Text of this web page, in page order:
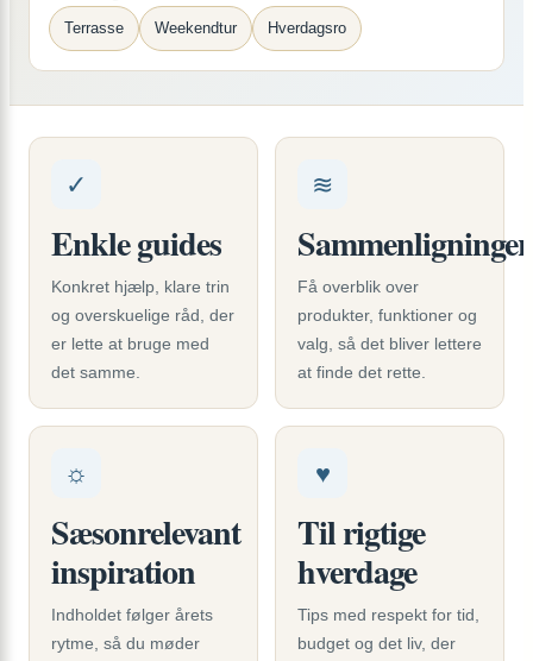
Terrasse Weekendtur Hverdagsro
✓
Enkle guides
Konkret hjælp, klare trin
og overskuelige råd, der
er lette at bruge med
det samme.
≋
Sammenligninger
Få overblik over
produkter, funktioner og
valg, så det bliver lettere
at finde det rette.
☼
Sæsonrelevant
inspiration
Indholdet følger årets
rytme, så du møder
♥
Til rigtige
hverdage
Tips med respekt for tid,
budget og det liv, der